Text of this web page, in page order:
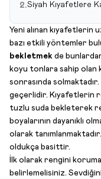
2.Siyah Kıyafetlere
Yeni alınan kıyafetlerin
bazı etkili yöntemler
bekletmek de
koyu tonlara sahip olan
sonrasında
geçerlidir. Kıyafetlerin
tuzlu suda bekleterek
boyalarının dayanıklı
olarak
oldukça basittir.
İlk olarak rengini
belirlemelisiniz.